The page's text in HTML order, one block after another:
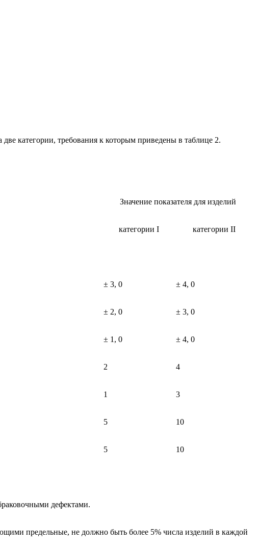
категории, требования к которым приведены в таблице 2.
Значение показателя для изделий
категории I категории II
± 3, 0 ± 4, 0
± 2, 0 ± 3, 0
± 1, 0 ± 4, 0
2 4
1 3
5 10
5 10
дефектами.
предельные, не должно быть более 5% числа изделий в каждой